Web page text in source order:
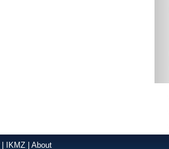
IKMZ About